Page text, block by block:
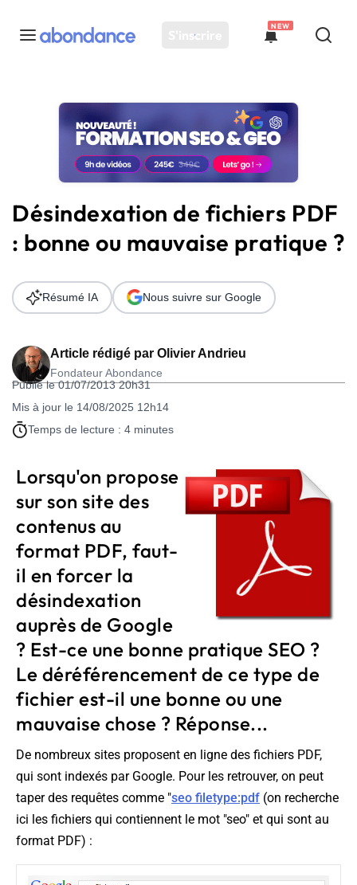
S'inscrire
NEW
Toutes les actus
Actus SEO
Plateforme
Solutions
Ressources
Audit SEO
Désindexation de fichiers PDF
: bonne ou mauvaise pratique ?
Article rédigé par Olivier Andrieu
Fondateur Abondance
Publié le 01/07/2013 20h31
Mis à jour le 14/08/2025 12h14
Temps de lecture : 4 minutes
Résumé IA Nous suivre sur Google
Lorsqu'on propose
sur son site des
contenus au
format PDF, faut-
il en forcer la
désindexation
auprès de Google
? Est-ce une bonne pratique SEO ?
Le déréférencement de ce type de
fichier est-il une bonne ou une
mauvaise chose ? Réponse...
De nombreux sites proposent en ligne des fichiers PDF,
qui sont indexés par Google. Pour les retrouver, on peut
taper des requêtes comme "seo filetype:pdf (on recherche
ici les fichiers qui contiennent le mot "seo" et qui sont au
format PDF) :